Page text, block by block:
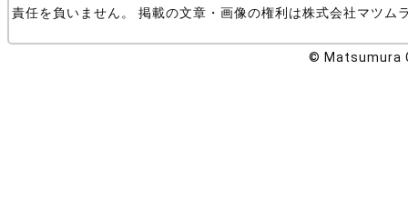
責任を負いません。 掲載の文章・画像の権利は株式会社マツ
© Matsumura